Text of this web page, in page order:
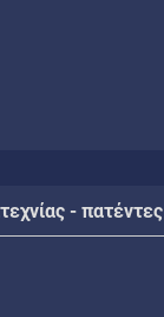
- πατέντες